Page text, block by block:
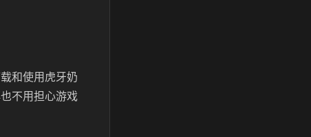
和使用虎牙奶
不用担心游戏